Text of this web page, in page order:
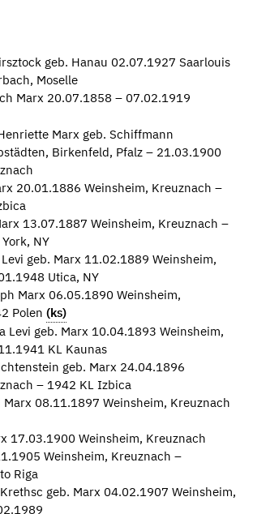
geb. Hanau 02.07.1927 Saarlouis
Moselle
Marx 20.07.1858 – 07.02.1919
Marx geb. Schiffmann
Birkenfeld, Pfalz – 21.03.1900
20.01.1886 Weinsheim, Kreuznach –
13.07.1887 Weinsheim, Kreuznach –
NY
geb. Marx 11.02.1889 Weinsheim,
Utica, NY
Marx 06.05.1890 Weinsheim,
Polen (ks)
Levi geb. Marx 10.04.1893 Weinsheim,
KL Kaunas
geb. Marx 24.04.1896
– 1942 KL Izbica
08.11.1897 Weinsheim, Kreuznach
17.03.1900 Weinsheim, Kreuznach
Weinsheim, Kreuznach –
Riga
geb. Marx 04.02.1907 Weinsheim,